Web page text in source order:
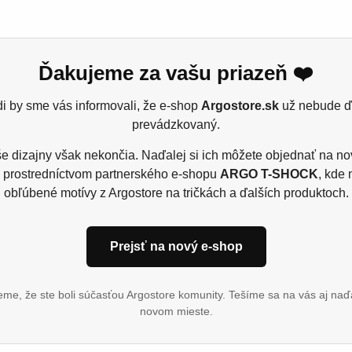
pohodlie a hravý nadhľad? Naše tričko s potlačou
len obyčajné oblečenie – je to optická ilúzia štýlu, ktorá
košele, vytvoríte dojem formálnosti bez toho, aby ste
jednoducho pre tých, ktorí chcú vyzerať upravene a s
15% viskóza, single jers
Ďakujeme za vašu priazeň ❤️
by sme vás informovali, že e-shop Argostore.sk už nebude
prevádzkovaný.
dizajny však nekončia. Naďalej si ich môžete objednať na
prostredníctvom partnerského e-shopu ARGO T-SHOCK, kde
obľúbené motívy z Argostore na tričkách a ďalších produktoch.
Prejsť na nový e-shop
že ste boli súčasťou Argostore komunity. Tešíme sa na vás aj
novom mieste.